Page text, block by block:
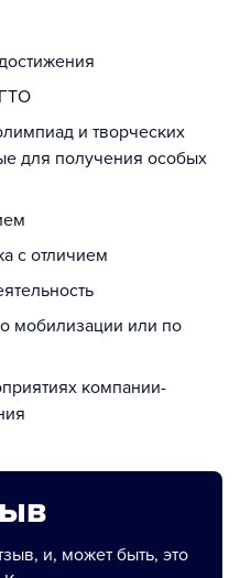
и творческих
для получения особых
с отличием
мобилизации или по
компании-
и, может быть, это